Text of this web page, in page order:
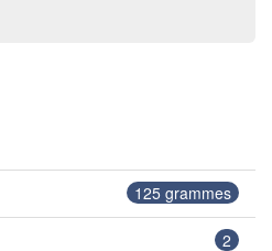
125 grammes
2